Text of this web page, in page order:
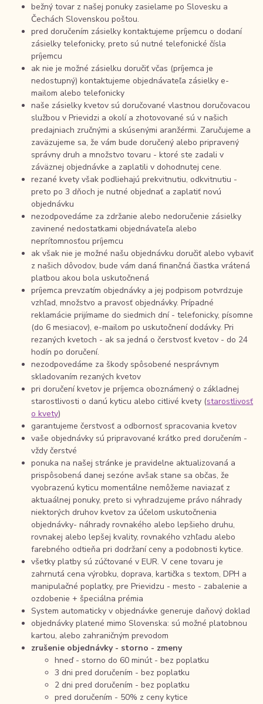
bežný tovar z našej ponuky zasielame po Slovesku a
Čechách Slovenskou poštou.
pred doručením zásielky kontaktujeme príjemcu o dodaní
zásielky telefonicky, preto sú nutné telefonické čísla
príjemcu
ak nie je možné zásielku doručiť včas (príjemca je
nedostupný) kontaktujeme objednávateľa zásielky e-
mailom alebo telefonicky
naše zásielky kvetov sú doručované vlastnou doručovacou
službou v Prievidzi a okolí a zhotovované sú v našich
predajniach zručnými a skúsenými aranžérmi. Zaručujeme a
zaväzujeme sa, že vám bude doručený alebo pripravený
správny druh a množstvo tovaru - ktoré ste zadali v
záväznej objednávke a zaplatili v dohodnutej cene.
rezané kvety však podliehajú prekvitnutiu, odkvitnutiu -
preto po 3 dňoch je nutné objednať a zaplatiť novú
objednávku
nezodpovedáme za zdržanie alebo nedoručenie zásielky
zavinené nedostatkami objednávateľa alebo
neprítomnosťou príjemcu
ak však nie je možné našu objednávku doručiť alebo vybaviť
z našich dôvodov, bude vám daná finančná čiastka vrátená
platbou akou bola uskutočnená
príjemca prevzatím objednávky a jej podpisom potvrdzuje
vzhľad, množstvo a pravosť objednávky. Prípadné
reklamácie prijímame do siedmich dní - telefonicky, písomne
(do 6 mesiacov), e-mailom po uskutočnení dodávky. Pri
rezaných kvetoch - ak sa jedná o čerstvosť kvetov - do 24
hodín po doručení.
nezodpovedáme za škody spôsobené nesprávnym
skladovaním rezaných kvetov
pri doručení kvetov je príjemca oboznámený o základnej
starostlivosti o danú kyticu alebo citlivé kvety (starostlivosť
o kvety)
garantujeme čerstvosť a odbornosť spracovania kvetov
vaše objednávky sú pripravované krátko pred doručením -
vždy čerstvé
ponuka na našej stránke je pravidelne aktualizovaná a
prispôsobená danej sezóne avšak stane sa občas, že
vyobrazenú kyticu momentálne nemôžeme naviazať z
aktuaálnej ponuky, preto si vyhradzujeme právo náhrady
niektorých druhov kvetov za účelom uskutočnenia
objednávky- náhrady rovnakého alebo lepšieho druhu,
rovnakej alebo lepšej kvality, rovnakého vzhľadu alebo
farebného odtieňa pri dodržaní ceny a podobnosti kytice.
všetky platby sú zúčtované v EUR. V cene tovaru je
zahrnutá cena výrobku, doprava, kartička s textom, DPH a
manipulačné poplatky, pre Prievidzu - mesto - zabalenie a
ozdobenie + špeciálna prémia
System automaticky v objednávke generuje daňový doklad
objednávky platené mimo Slovenska: sú možné platobnou
kartou, alebo zahraničným prevodom
zrušenie objednávky - storno - zmeny
hneď - storno do 60 minút - bez poplatku
3 dni pred doručením - bez poplatku
2 dni pred doručením - bez poplatku
pred doručením - 50% z ceny kytice